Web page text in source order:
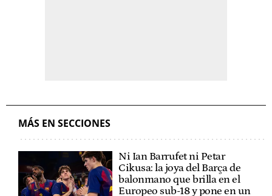
MÁS EN SECCIONES
Ni Ian Barrufet ni Petar
Cikusa: la joya del Barça de
balonmano que brilla en el
Europeo sub-18 y pone en un